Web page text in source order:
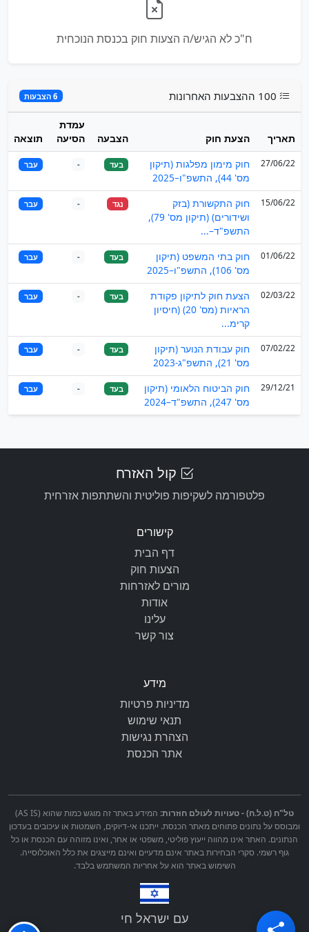
ח"כ לא הגיש/ה הצעות חוק בכנסת הנוכחית
6 הצבעות
תאריך הצעת חוק הצבעה
עמדת
הסיעה
תוצאה
27/06/22
חוק מימון מפלגות (תיקון
מס' 44), התשפ"ו–2025
בעד - עבר
15/06/22
חוק התקשורת (בזק
ושידורים) (תיקון מס' 79),
התשפ"ד–...
נגד - עבר
01/06/22
חוק בתי המשפט (תיקון
מס' 106), התשפ"ו–2025
בעד - עבר
02/03/22
הצעת חוק לתיקון פקודת
הראיות (מס' 20) (חיסיון
קרימ...
בעד - עבר
07/02/22
חוק עבודת הנוער (תיקון
מס' 21), התשפ"ג-2023
בעד - עבר
29/12/21
חוק הביטוח הלאומי (תיקון
מס' 247), התשפ"ד–2024
בעד - עבר
קול האזרח
פלטפורמה לשקיפות פוליטית והשתתפות אזרחית
קישורים
דף הבית
הצעות חוק
מורים לאזרחות
אודות
עלינו
צור קשר
מידע
מדיניות פרטיות
תנאי שימוש
הצהרת נגישות
אתר הכנסת
טל"ח (ט.ל.ח) - טעויות לעולם חוזרות:
המידע באתר זה מוגש כמות שהוא (AS IS)
ומבוסס על נתונים פתוחים מאתר הכנסת. ייתכנו אי-דיוקים, השמטות או עיכובים בעדכון
הנתונים. האתר אינו מהווה ייעוץ פוליטי, משפטי או אחר, ואינו מזוהה עם הכנסת או כל
גוף רשמי. סקרי הבחירות באתר אינם מדעיים ואינם מייצגים את כלל האוכלוסייה.
השימוש באתר הוא על אחריות המשתמש בלבד.
עם ישראל חי